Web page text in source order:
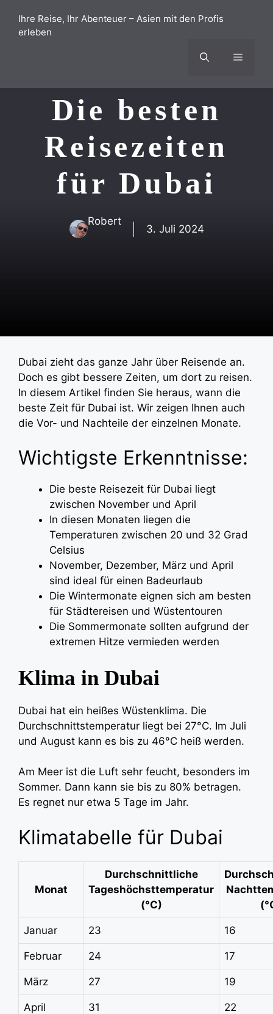
Inhalt
springen
Ihre Reise, Ihr Abenteuer – Asien mit den Profis
erleben
Menü
Die besten
Reisezeiten
für Dubai
Robert
3. Juli 2024
Dubai zieht das ganze Jahr über Reisende an.
Doch es gibt bessere Zeiten, um dort zu reisen.
In diesem Artikel finden Sie heraus, wann die
beste Zeit für Dubai ist. Wir zeigen Ihnen auch
die Vor- und Nachteile der einzelnen Monate.
Wichtigste Erkenntnisse:
Die beste Reisezeit für Dubai liegt
zwischen November und April
In diesen Monaten liegen die
Temperaturen zwischen 20 und 32 Grad
Celsius
November, Dezember, März und April
sind ideal für einen Badeurlaub
Die Wintermonate eignen sich am besten
für Städtereisen und Wüstentouren
Die Sommermonate sollten aufgrund der
extremen Hitze vermieden werden
Klima in Dubai
Dubai hat ein heißes Wüstenklima. Die
Durchschnittstemperatur liegt bei 27°C. Im Juli
und August kann es bis zu 46°C heiß werden.
Am Meer ist die Luft sehr feucht, besonders im
Sommer. Dann kann sie bis zu 80% betragen.
Es regnet nur etwa 5 Tage im Jahr.
Klimatabelle für Dubai
Monat
Durchschnittliche
Tageshöchsttemperatur
(°C)
Januar 23 16
Februar 24 17
März 27 19
April 31 22